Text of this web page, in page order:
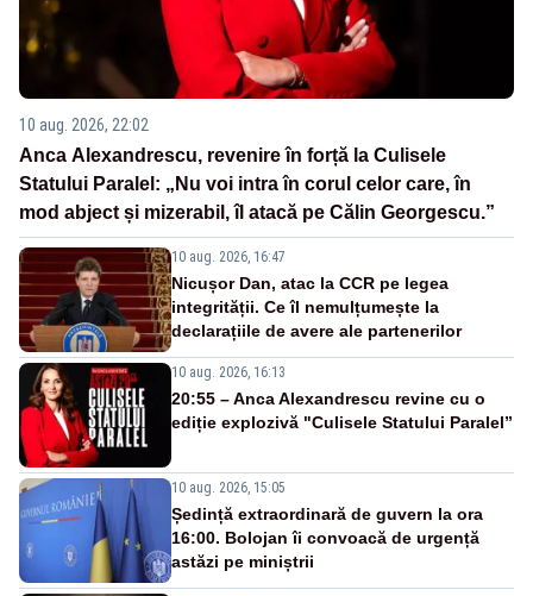
10 aug. 2026, 22:02
Anca Alexandrescu, revenire în forță la Culisele
Statului Paralel: „Nu voi intra în corul celor care, în
mod abject și mizerabil, îl atacă pe Călin Georgescu.”
10 aug. 2026, 16:47
Nicușor Dan, atac la CCR pe legea
integrității. Ce îl nemulțumește la
declarațiile de avere ale partenerilor
10 aug. 2026, 16:13
20:55 – Anca Alexandrescu revine cu o
ediție explozivă "Culisele Statului Paralel”
10 aug. 2026, 15:05
Ședință extraordinară de guvern la ora
16:00. Bolojan îi convoacă de urgență
astăzi pe miniștrii